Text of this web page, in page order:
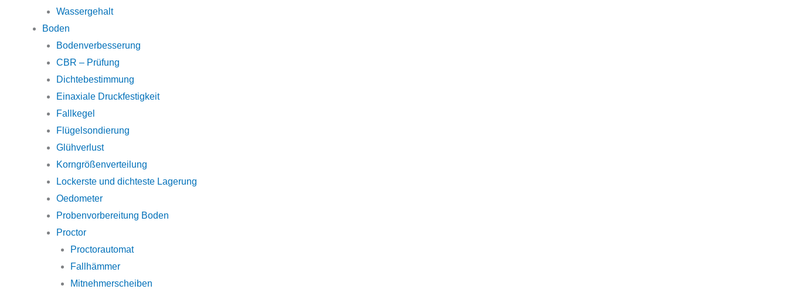
Wassergehalt
Boden
Bodenverbesserung
CBR – Prüfung
Dichtebestimmung
Einaxiale Druckfestigkeit
Fallkegel
Flügelsondierung
Glühverlust
Korngrößenverteilung
Lockerste und dichteste Lagerung
Oedometer
Probenvorbereitung Boden
Proctor
Proctorautomat
Fallhämmer
Mitnehmerscheiben